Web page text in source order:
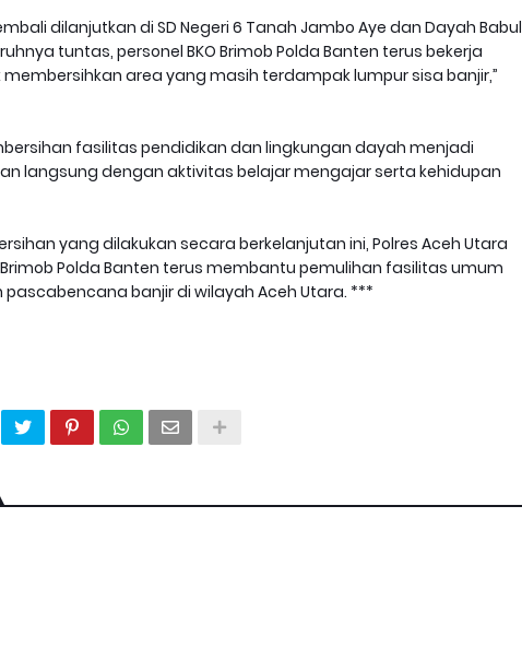
dilanjutkan di SD Negeri 6 Tanah Jambo Aye dan Dayah Babul
tuntas, personel BKO Brimob Polda Banten terus bekerja
area yang masih terdampak lumpur sisa banjir,”
fasilitas pendidikan dan lingkungan dayah menjadi
langsung dengan aktivitas belajar mengajar serta kehidupan
yang dilakukan secara berkelanjutan ini, Polres Aceh Utara
Polda Banten terus membantu pemulihan fasilitas umum
banjir di wilayah Aceh Utara. ***